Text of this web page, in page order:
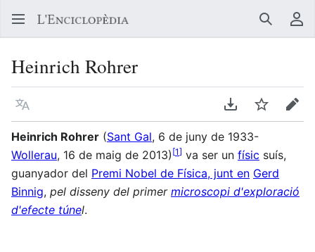
Buscar
Heinrich Rohrer
Llegir en un atre idioma Descarregar en
Vigilar
Heinrich Rohrer (Sant Gal, 6 de juny de 1933-
Wollerau, 16 de maig de 2013) [1] va ser un físic suís,
guanyador del Premi Nobel de Física, junt en Gerd
Binnig, pel disseny del primer microscopi d'exploració
d'efecte túnel.